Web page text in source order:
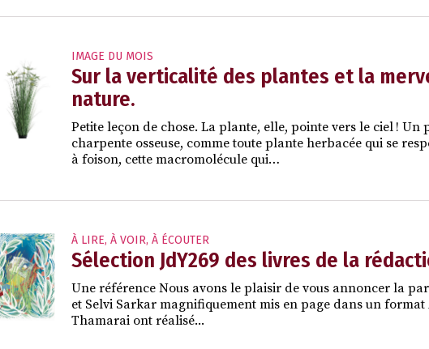
IMAGE DU MOIS
Sur la verticalité des plantes et la
nature.
Petite leçon de chose. La plante, elle, pointe vers le ciel !
charpente osseuse, comme toute plante herbacée qui se
à foison, cette macromolécule qui…
À LIRE, À VOIR, À ÉCOUTER
Sélection JdY269 des livres de la
Une référence Nous avons le plaisir de vous annoncer la
et Selvi Sarkar magnifiquement mis en page dans un
Thamarai ont réalisé...